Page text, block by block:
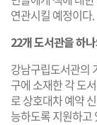
연관시킬 예정이다.
22개 도서관을 하
강남구립도서관의
구에 소재한 각 도
로 상호대차 예약
능하도록 지원하고